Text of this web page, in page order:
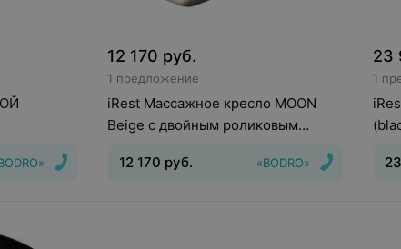
12 170 руб.
1 предложение
iRest Массажное кресло MOON
Beige с двойным роликовым
«BODRO»
12 170 руб.
23
1